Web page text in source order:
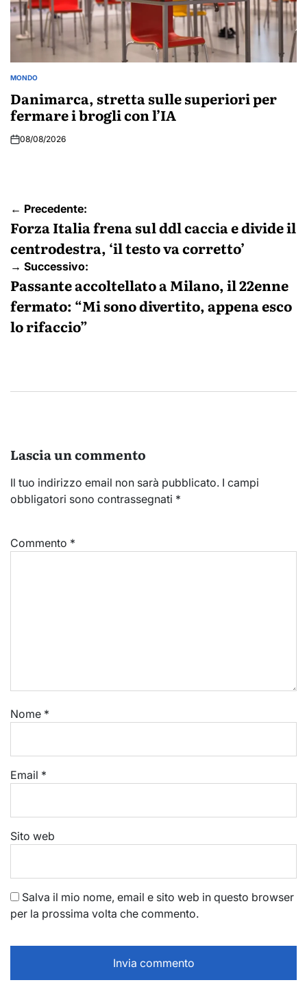
POSTED
MONDO
Danimarca, stretta sulle superiori per
fermare i brogli con l’IA
08/08/2026
Navigazione
articoli
← Precedente:
Forza Italia frena sul ddl caccia e divide il
centrodestra, ‘il testo va corretto’
→ Successivo:
Passante accoltellato a Milano, il 22enne
fermato: “Mi sono divertito, appena esco
lo rifaccio”
Lascia un commento
Il tuo indirizzo email non sarà pubblicato. I campi
obbligatori sono contrassegnati *
Commento *
Nome *
Email *
Sito web
Salva il mio nome, email e sito web in questo browser
per la prossima volta che commento.